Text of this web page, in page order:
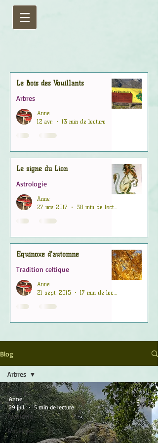
Le Bois des Vouillants
Arbres
Anne
12 avr.
13 min de lecture
Le signe du Lion
Astrologie
Anne
27 nov. 2017
38 min de lecture
Équinoxe d'automne
Tradition celtique
Anne
21 sept. 2015
17 min de lecture
Blog
Tous les
articles
Alchimie
Ancêtres
Arbres
Anne
29 juil.
5 min de lecture